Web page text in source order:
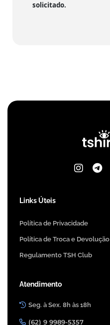
solicitado.
Links Úteis
Política de Privacidade
Política de Troca e Devolução
Regulamento TSH Club
Atendimento
Seg. à Sex. 8h às 18h
(62) 9 9989-5357